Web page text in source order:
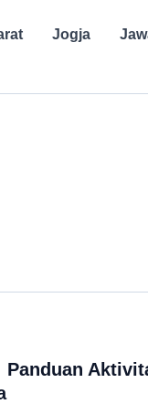
Jogja
Panduan